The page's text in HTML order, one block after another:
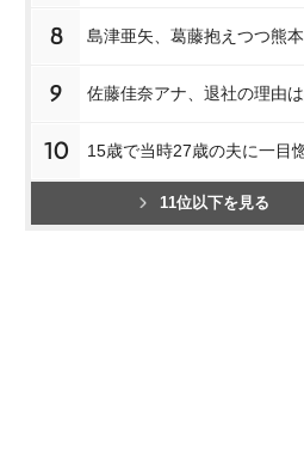
8 島津亜矢、葛藤抱えつつ熊
9 佐藤佳奈アナ、退社の理由
10 15歳で当時27歳の夫に一目
11位以下を見る